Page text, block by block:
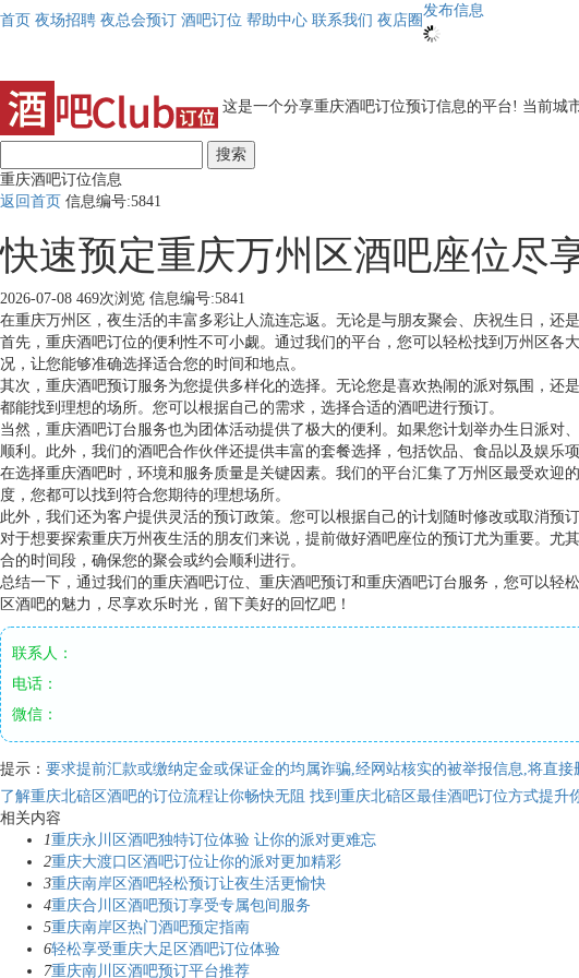
首页 夜场招聘 夜总会预订 酒吧订位 帮助中心 联系我们 夜店圈
发布信息
这是一个分享重庆酒吧订位预订信息的平台! 当前城
搜索
重庆酒吧订位信息
返回首页 信息编号:5841
快速预定重庆万州区酒吧座位尽
2026-07-08 469次浏览 信息编号:5841
在重庆万州区，夜生活的丰富多彩让人流连忘返。无论是与朋友聚会、庆祝生日，还
首先，重庆酒吧订位的便利性不可小觑。通过我们的平台，您可以轻松找到万州区
况，让您能够准确选择适合您的时间和地点。
其次，重庆酒吧预订服务为您提供多样化的选择。无论您是喜欢热闹的派对氛围，
都能找到理想的场所。您可以根据自己的需求，选择合适的酒吧进行预订。
当然，重庆酒吧订台服务也为团体活动提供了极大的便利。如果您计划举办生日派
顺利。此外，我们的酒吧合作伙伴还提供丰富的套餐选择，包括饮品、食品以及娱乐
在选择重庆酒吧时，环境和服务质量是关键因素。我们的平台汇集了万州区最受欢
度，您都可以找到符合您期待的理想场所。
此外，我们还为客户提供灵活的预订政策。您可以根据自己的计划随时修改或取消预
对于想要探索重庆万州夜生活的朋友们来说，提前做好酒吧座位的预订尤为重要。
合的时间段，确保您的聚会或约会顺利进行。
总结一下，通过我们的重庆酒吧订位、重庆酒吧预订和重庆酒吧订台服务，您可以
区酒吧的魅力，尽享欢乐时光，留下美好的回忆吧！
联系人：
电话：
微信：
提示： 要求提前汇款或缴纳定金或保证金的均属诈骗,经网站核实的被举报信息,将直
了解重庆北碚区酒吧的订位流程让你畅快无阻 找到重庆北碚区最佳酒吧订位方式提升
相关内容
1重庆永川区酒吧独特订位体验 让你的派对更难忘
2重庆大渡口区酒吧订位让你的派对更加精彩
3重庆南岸区酒吧轻松预订让夜生活更愉快
4重庆合川区酒吧预订享受专属包间服务
5重庆南岸区热门酒吧预定指南
6轻松享受重庆大足区酒吧订位体验
7重庆南川区酒吧预订平台推荐